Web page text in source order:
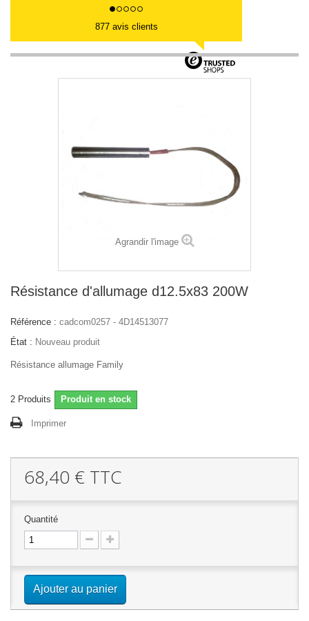
877 avis clients
Agrandir l'image
Résistance d'allumage d12.5x83 200W
Référence : cadcom0257 - 4D14513077
État : Nouveau produit
Résistance allumage Family
2 Produits Produit en stock
Imprimer
68,40 € TTC
Quantité
Ajouter au panier